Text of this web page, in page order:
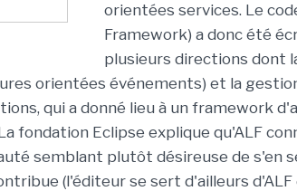
orientées services. Le
Framework) a donc été
plusieurs directions dont
orientées événements) et la
qui a donné lieu à un framework
fondation Eclipse explique qu'ALF
semblant plutôt désireuse de s'en
(l'éditeur se sert d'ailleurs d'ALF